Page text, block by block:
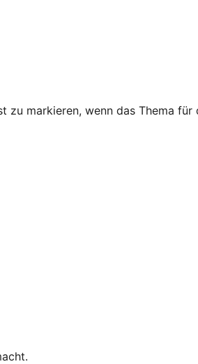
zu markieren, wenn das Thema